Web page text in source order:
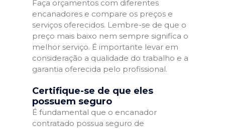
Faça orçamentos com diferentes
encanadores e compare os preços e
serviços oferecidos. Lembre-se de que o
preço mais baixo nem sempre significa o
melhor serviço. É importante levar em
consideração a qualidade do trabalho e a
garantia oferecida pelo profissional.
Certifique-se de que eles
possuem seguro
É fundamental que o encanador
contratado possua seguro de